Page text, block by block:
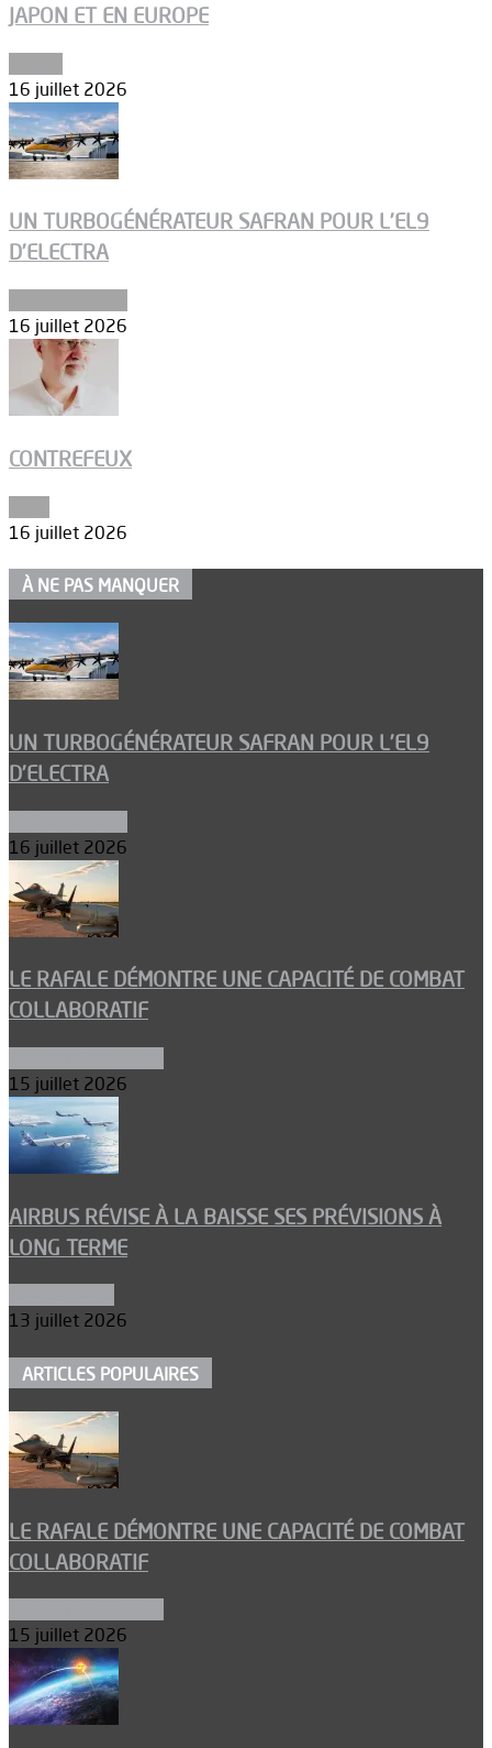
JAPON ET EN EUROPE
16 juillet 2026
UN TURBOGÉNÉRATEUR SAFRAN POUR L’EL9
D’ELECTRA
16 juillet 2026
CONTREFEUX
16 juillet 2026
À NE PAS MANQUER
UN TURBOGÉNÉRATEUR SAFRAN POUR L’EL9
D’ELECTRA
16 juillet 2026
LE RAFALE DÉMONTRE UNE CAPACITÉ DE COMBAT
COLLABORATIF
15 juillet 2026
AIRBUS RÉVISE À LA BAISSE SES PRÉVISIONS À
LONG TERME
13 juillet 2026
ARTICLES POPULAIRES
LE RAFALE DÉMONTRE UNE CAPACITÉ DE COMBAT
COLLABORATIF
15 juillet 2026